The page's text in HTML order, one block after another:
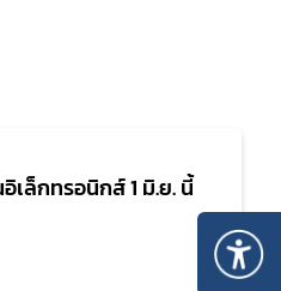
อิเล็กทรอนิกส์ 1 มิ.ย. นี้